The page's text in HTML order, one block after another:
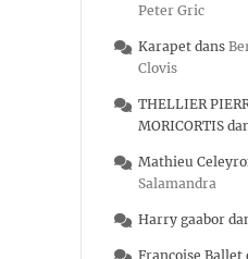
Peter Gric
Karapet dans
Clovis
THELLIER
MORICORTIS
Mathieu
Salamandra
Harry gaabor
Françoise Ballet